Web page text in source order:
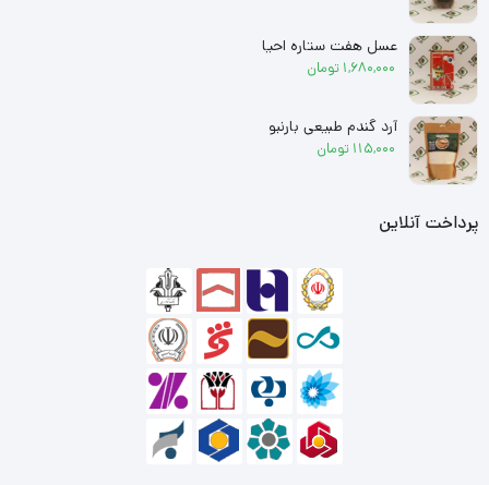
عسل هفت ستاره احیا
1,680,000 تومان
آرد گندم طبیعی بارنبو
115,000 تومان
پرداخت آنلاین